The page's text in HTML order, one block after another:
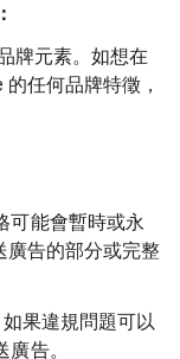
牌元素。如想在
任何品牌特徵，
可能會暫時或永
告的部分或完整
果違規問題可以
告。